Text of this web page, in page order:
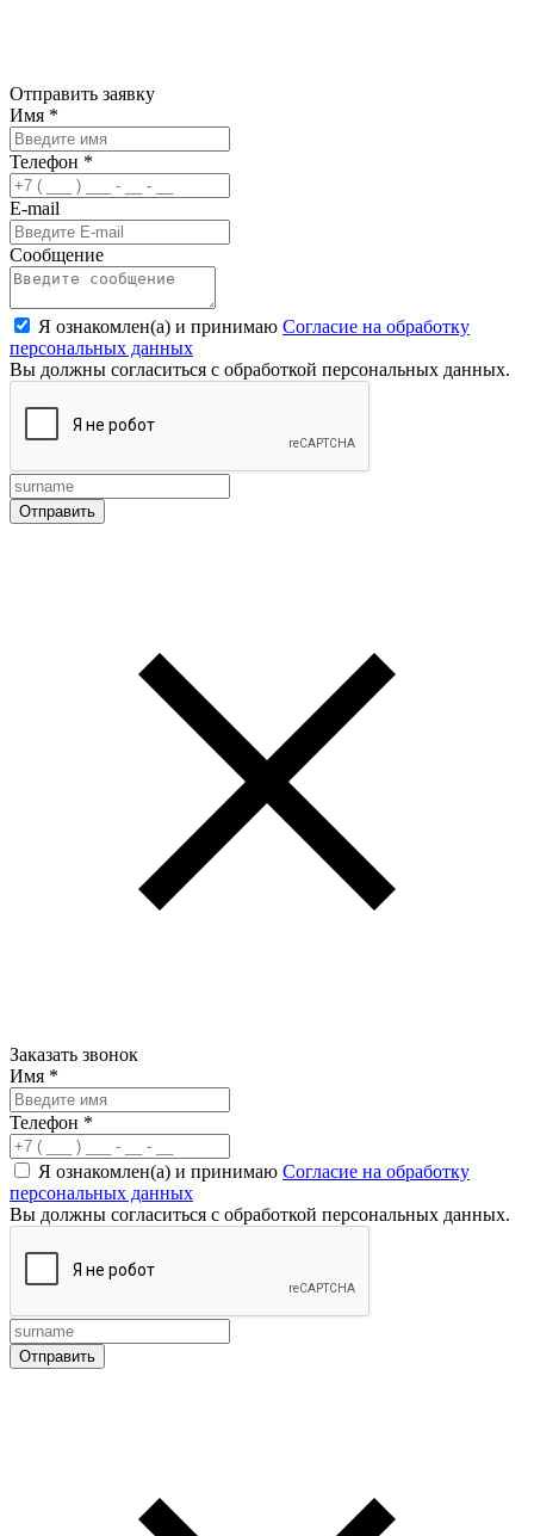
Отправить заявку
Имя *
Телефон *
E-mail
Сообщение
Я ознакомлен(а) и принимаю Согласие на обработку
персональных данных
Вы должны согласиться с обработкой персональных данных.
Заказать звонок
Имя *
Телефон *
Я ознакомлен(а) и принимаю Согласие на обработку
персональных данных
Вы должны согласиться с обработкой персональных данных.